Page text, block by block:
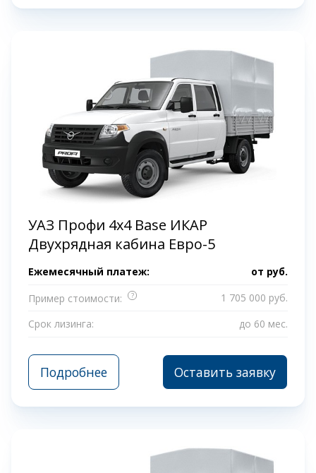
УАЗ Профи 4x4 Base ИКАР
Двухрядная кабина Евро-5
Ежемесячный платеж: от руб.
Пример стоимости:
?
1 705 000 руб.
Срок лизинга:
до 60 мес.
Подробнее Оставить заявку